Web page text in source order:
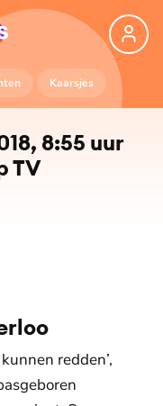
Kaarsjes
8:55 uur
TV
redden’,